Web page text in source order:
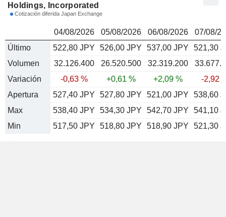
Holdings, Incorporated
Cotización diferida Japan Exchange
04/08/2026 05/08/2026 06/08/2026
07/08/
Último
522,80 JPY 526,00 JPY 537,00 JPY
521,30
Volumen
32.126.400 26.520.500 32.319.200
Variación
-0,63 % +0,61 % +2,09 %
-2,92
Apertura
527,40 JPY 527,80 JPY 521,00 JPY
538,60
Max
538,40 JPY 534,30 JPY 542,70 JPY
541,10
Min
517,50 JPY 518,80 JPY 518,90 JPY 521,30